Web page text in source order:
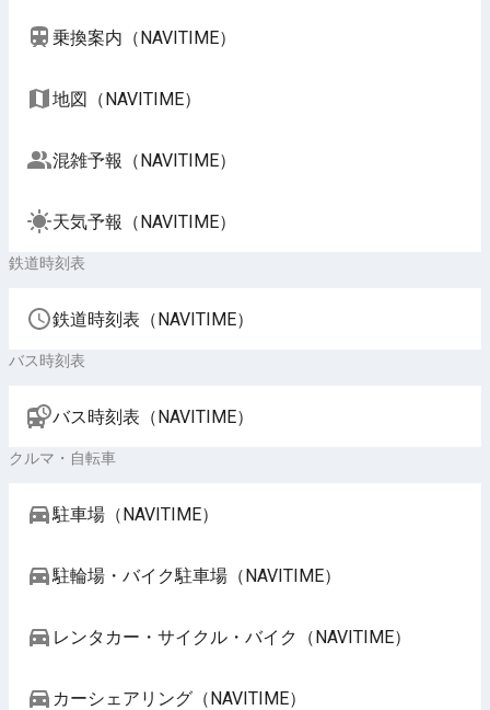
乗換案内（NAVITIME）
地図（NAVITIME）
混雑予報（NAVITIME）
天気予報（NAVITIME）
鉄道時刻表
鉄道時刻表（NAVITIME）
バス時刻表
バス時刻表（NAVITIME）
クルマ・自転車
駐車場（NAVITIME）
駐輪場・バイク駐車場（NAVITIME）
レンタカー・サイクル・バイク（NAVITIME）
カーシェアリング（NAVITIME）